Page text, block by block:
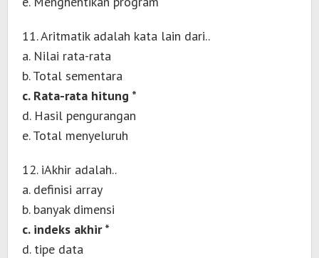
11. Aritmatik adalah kata lain dari..
a. Nilai rata-rata
b. Total sementara
c. Rata-rata hitung *
d. Hasil pengurangan
e. Total menyeluruh
12. iAkhir adalah..
a. definisi array
b. banyak dimensi
c. indeks akhir *
d. tipe data